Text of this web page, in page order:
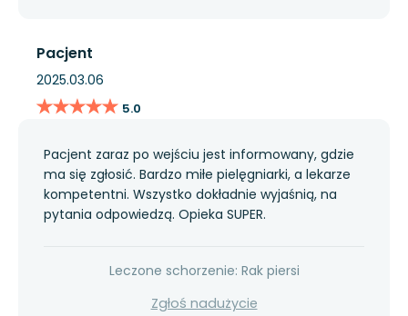
Pacjent
2025.03.06
★★★★★
★★★★★ 5.0
Pacjent zaraz po wejściu jest informowany, gdzie
ma się zgłosić. Bardzo miłe pielęgniarki, a lekarze
kompetentni. Wszystko dokładnie wyjaśnią, na
pytania odpowiedzą. Opieka SUPER.
Leczone schorzenie: Rak piersi
Zgłoś nadużycie